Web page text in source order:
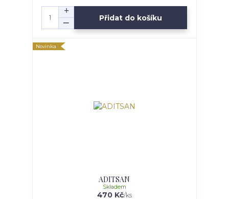
Přidat do košíku
Novinka
ADITSAN
470 Kč/ks
Skladem